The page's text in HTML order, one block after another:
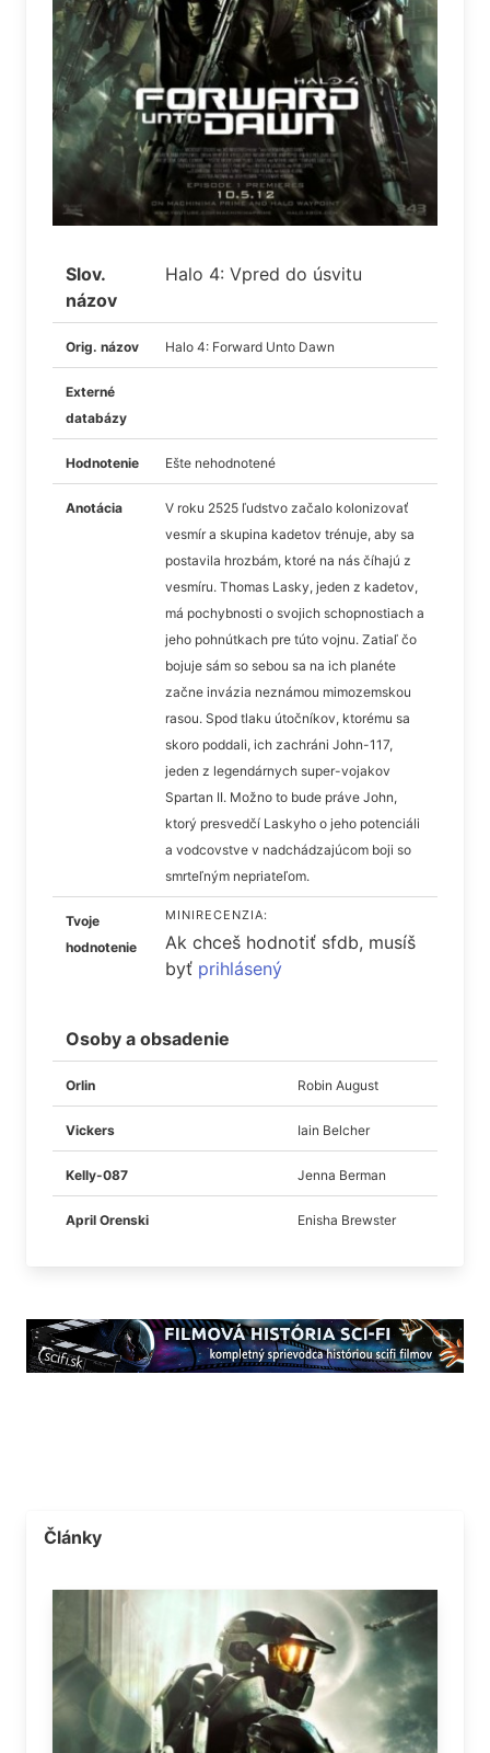
Slov.
názov
Halo 4: Vpred do úsvitu
Orig. názov Halo 4: Forward Unto Dawn
Externé
databázy
Hodnotenie Ešte nehodnotené
Anotácia
V roku 2525 ľudstvo začalo kolonizovať
vesmír a skupina kadetov trénuje, aby sa
postavila hrozbám, ktoré na nás číhajú z
vesmíru. Thomas Lasky, jeden z kadetov,
má pochybnosti o svojich schopnostiach a
jeho pohnútkach pre túto vojnu. Zatiaľ čo
bojuje sám so sebou sa na ich planéte
začne invázia neznámou mimozemskou
rasou. Spod tlaku útočníkov, ktorému sa
skoro poddali, ich zachráni John-117,
jeden z legendárnych super-vojakov
Spartan II. Možno to bude práve John,
ktorý presvedčí Laskyho o jeho potenciáli
a vodcovstve v nadchádzajúcom boji so
smrteľným nepriateľom.
Tvoje
hodnotenie
MINIRECENZIA:
Ak chceš hodnotiť sfdb, musíš
byť prihlásený
Osoby a obsadenie
Orlin Robin August
Vickers Iain Belcher
Kelly-087 Jenna Berman
April Orenski Enisha Brewster
Články